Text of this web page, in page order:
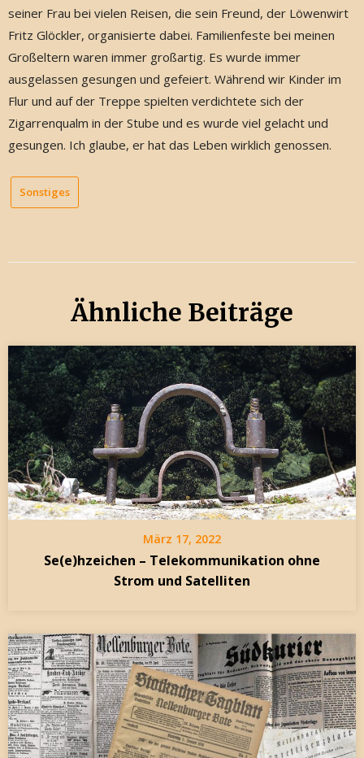
seiner Frau bei vielen Reisen, die sein Freund, der Löwenwirt
Fritz Glöckler, organisierte dabei. Familienfeste bei meinen
Großeltern waren immer großartig. Es wurde immer
ausgelassen gesungen und gefeiert. Während wir Kinder im
Flur und auf der Treppe spielten verdichtete sich der
Zigarrenqualm in der Stube und es wurde viel gelacht und
gesungen. Ich glaube, er hat das Leben wirklich genossen.
Sonstiges
Ähnliche Beiträge
März 17, 2022
Se(e)hzeichen – Telekommunikation ohne
Strom und Satelliten